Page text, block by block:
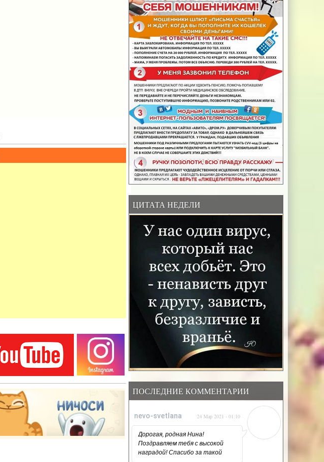
ЦИТАТА НЕДЕЛИ
ПОСЛЕДНИЕ КОММЕНТАРИИ
nevo-svetlana 24 Мар 2021 - 01:10
Дорогая, родная Нина!
Поздравляем тебя с высокой
наградой! Спасибо за такой